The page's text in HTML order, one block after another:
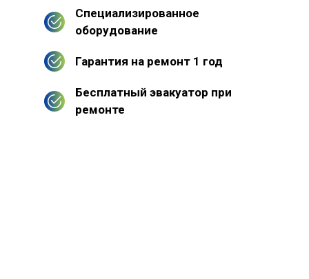
Специализированное
оборудование
Гарантия на ремонт 1 год
Бесплатный эвакуатор при
ремонте